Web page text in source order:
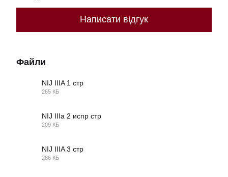
Написати відгук
Файли
NIJ IIIA 1 стр
265 КБ
NIJ IIIa 2 испр стр
209 КБ
NIJ IIIA 3 стр
286 КБ